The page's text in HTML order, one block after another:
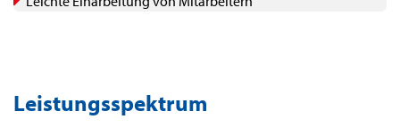
Leistungsspektrum